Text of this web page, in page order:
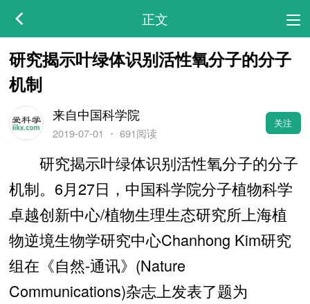
正文
研究揭示叶绿体识别活性氧分子的分子
机制
来自中国科学院
2019-07-01 ・ 691阅读
关注
研究揭示叶绿体识别活性氧分子的分子
机制。6月27日，中国科学院分子植物科学
卓越创新中心/植物生理生态研究所上海植
物逆境生物学研究中心Chanhong Kim研究
组在《自然-通讯》(Nature
Communications)杂志上发表了题为